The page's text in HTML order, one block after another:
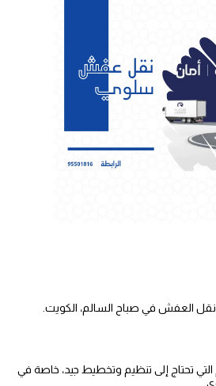
العفش في صباح السالم، الكويت.
تحتاج إلى تنظيم وتخطيط جيد، خاصة في